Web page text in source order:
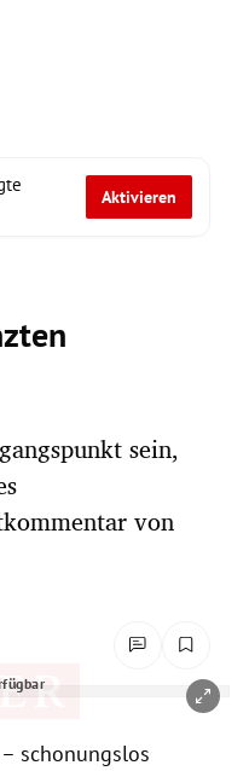
Aktivieren
sein,
von
schonungslos